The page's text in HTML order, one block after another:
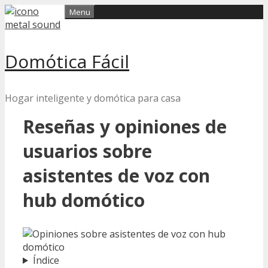
Skip
to
Domótica Fácil
Hogar inteligente y domótica para casa
Menu
Reseñas y opiniones de
usuarios sobre
asistentes de voz con
hub domótico
Índice